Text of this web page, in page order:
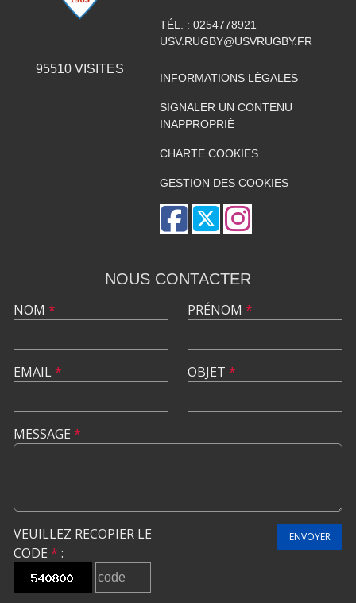
95510VISITES
TÉL. : 0254778921
USV.RUGBY@USVRUGBY.FR
INFORMATIONS LÉGALES
SIGNALER UN CONTENU
INAPPROPRIÉ
CHARTE COOKIES
GESTION DES COOKIES
NOUS CONTACTER
NOM *
EMAIL*
PRÉNOM *
OBJET *
MESSAGE *
VEUILLEZ RECOPIER LE
CODE * :
ENVOYER